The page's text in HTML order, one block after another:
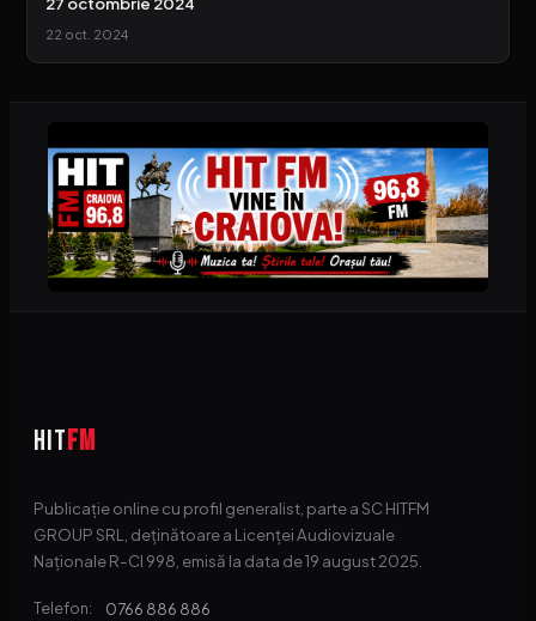
22 oct. 2024
HITFM
Publicație online cu profil generalist, parte a SC HITFM
GROUP SRL, deținătoare a Licenței Audiovizuale
Naționale R-CI 998, emisă la data de 19 august 2025.
Telefon: 0766 886 886